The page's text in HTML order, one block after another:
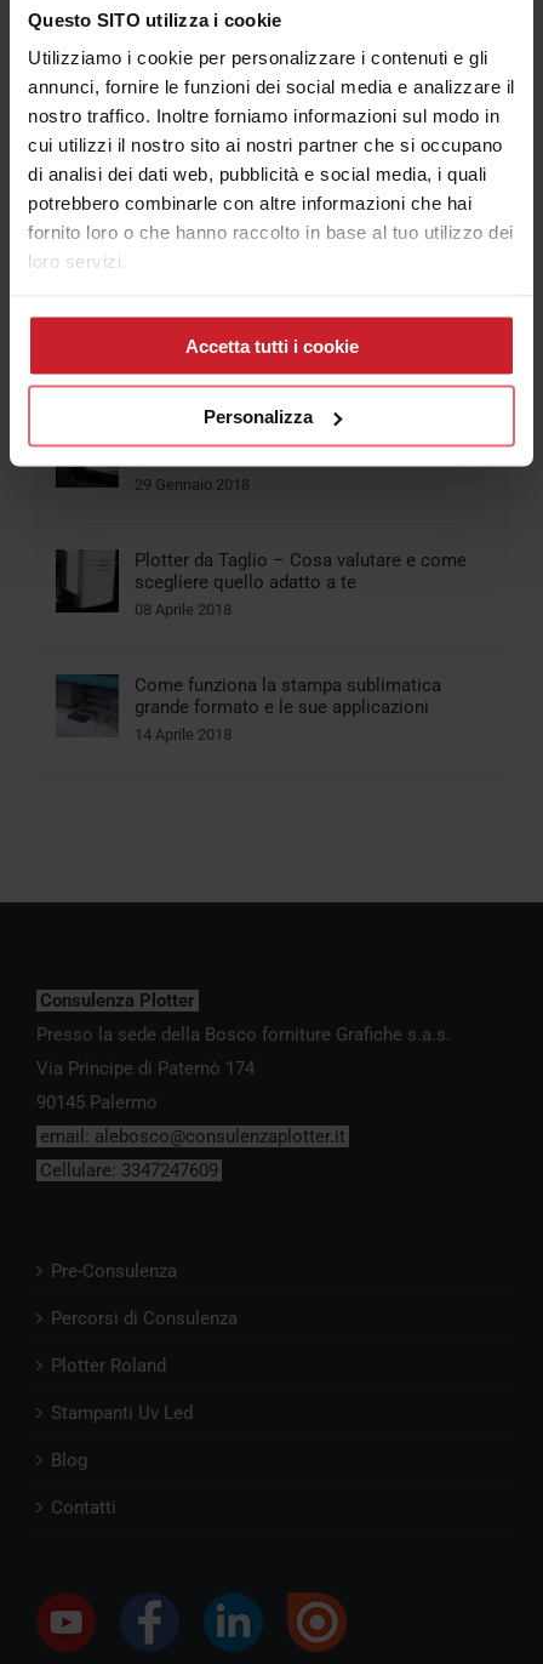
Questo SITO utilizza i cookie
Utilizziamo i cookie per personalizzare i contenuti e gli
annunci, fornire le funzioni dei social media e analizzare il
nostro traffico. Inoltre forniamo informazioni sul modo in
cui utilizzi il nostro sito ai nostri partner che si occupano
di analisi dei dati web, pubblicità e social media, i quali
potrebbero combinarle con altre informazioni che hai
fornito loro o che hanno raccolto in base al tuo utilizzo dei
loro servizi.
Accetta tutti i cookie
Personalizza
Articolo più letti
Popolari
29 Gennaio 2018
Plotter da Taglio – Cosa valutare e come
scegliere quello adatto a te
08 Aprile 2018
Come funziona la stampa sublimatica
grande formato e le sue applicazioni
14 Aprile 2018
Consulenza Plotter
Presso la sede della Bosco forniture Grafiche s.a.s.
Via Principe di Paternò 174
90145 Palermo
email: alebosco@consulenzaplotter.it
Cellulare: 3347247609
Pre-Consulenza
Percorsi di Consulenza
Plotter Roland
Stampanti Uv Led
Blog
Contatti